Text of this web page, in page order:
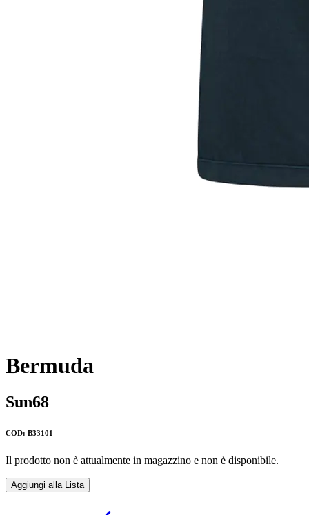
Bermuda
Sun68
COD: B33101
Il prodotto non è attualmente in magazzino e non è disponibile.
Aggiungi alla Lista